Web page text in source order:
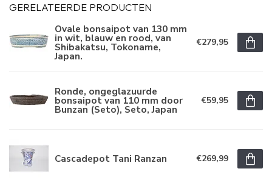
GERELATEERDE PRODUCTEN
Ovale bonsaipot van 130 mm
in wit, blauw en rood, van
Shibakatsu, Tokoname,
Japan.
€279,95
Ronde, ongeglazuurde
bonsaipot van 110 mm door
Bunzan (Seto), Seto, Japan
€59,95
Cascadepot Tani Ranzan €269,99